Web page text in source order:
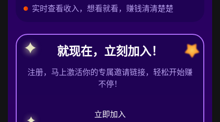
实时查看收入，想看就看，赚钱清清楚楚
就现在，立刻加入！
注册，马上激活你的专属邀请链接，轻松开始赚
不停！
立即加入